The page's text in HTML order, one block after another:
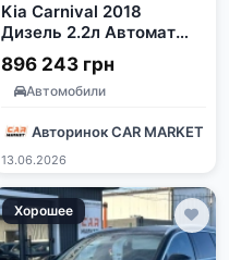
Kia Carnival 2018
Дизель 2.2л Автомат
Чорний
896 243 грн
Автомобили
Авторинок CAR MARKET
13.06.2026
Хорошее